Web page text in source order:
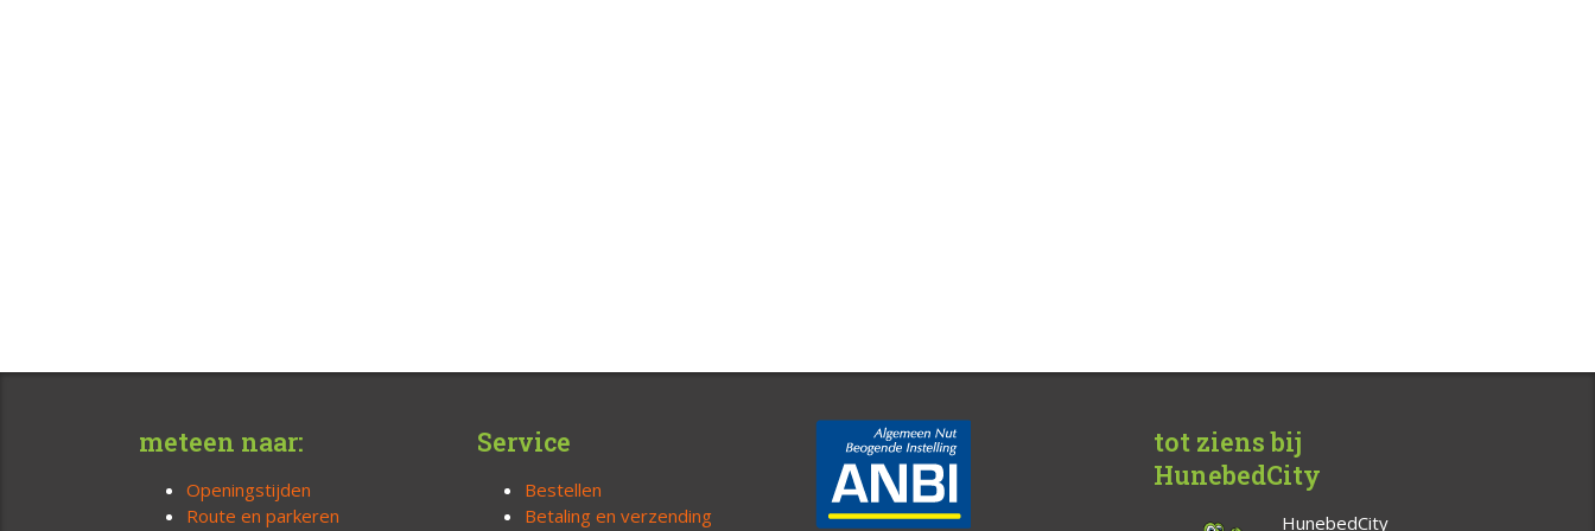
meteen naar:
Openingstijden
Route en parkeren
Service
Bestellen
Betaling en verzending
tot ziens bij
HunebedCity
HunebedCity